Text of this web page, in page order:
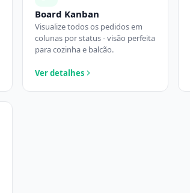
Board Kanban
Visualize todos os pedidos em
colunas por status - visão perfeita
para cozinha e balcão.
Ver detalhes